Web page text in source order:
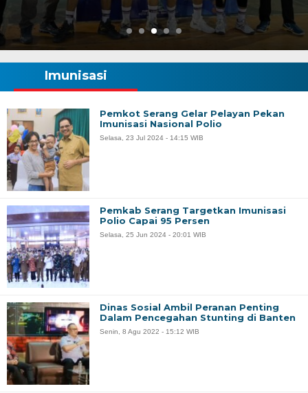
Imunisasi
Pemkot Serang Gelar Pelayan Pekan
Imunisasi Nasional Polio
Selasa, 23 Jul 2024 - 14:15 WIB
Pemkab Serang Targetkan Imunisasi
Polio Capai 95 Persen
Selasa, 25 Jun 2024 - 20:01 WIB
Dinas Sosial Ambil Peranan Penting
Dalam Pencegahan Stunting di Banten
Senin, 8 Agu 2022 - 15:12 WIB